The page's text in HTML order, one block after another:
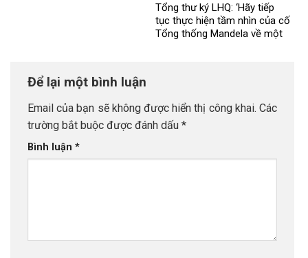
Tổng thư ký LHQ: ‘Hãy tiếp
tục thực hiện tầm nhìn của cố
Tổng thống Mandela về một
Để lại một bình luận
Email của bạn sẽ không được hiển thị công khai. Các
trường bắt buộc được đánh dấu *
Bình luận *